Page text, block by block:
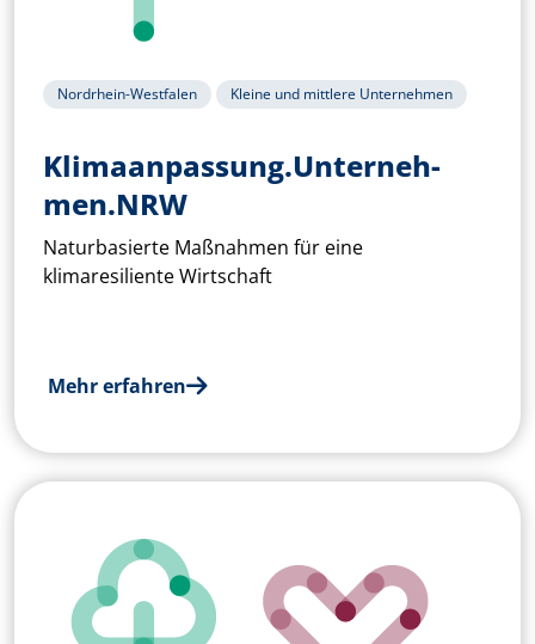
Nordrhein-Westfalen Kleine und mittlere Unternehmen
Klimaan­pass­ung.Un­terneh­
men.NRW
Naturbasierte Maßnahmen für eine
klimaresiliente Wirtschaft
Mehr erfahren